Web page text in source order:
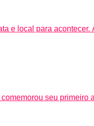
e local para
seu primeiro